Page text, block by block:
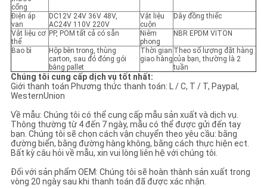
cổng
Điện áp
van
DC12V 24V 36V 48V,
AC24V 110V 220V
Vật liệu
cuộn
Dây đồng thiếc
Vật liệu cơ
thể
PP, POM tất cả có sẵn
Niêm
phong
NBR EPDM VITON
Bao bì
Hộp bên trong, thùng
carton, sau đó đóng gói
bằng pallet
Thời gian
giao hàng
Theo số lượng đặt hàng
của bạn, thường là 2
tuần
Chúng tôi cung cấp dịch vụ tốt nhất:
Giới thanh toán Phương thức thanh toán: L / C, T / T, Paypal,
WesternUnion
Về mẫu: Chúng tôi có thể cung cấp mẫu sản xuất và dịch vụ.
Thông thường từ 4 đến 7 ngày, mẫu có thể được gửi đến tay
bạn. Chúng tôi sẽ chọn cách vận chuyển theo yêu cầu: bằng
đường biển, bằng đường hàng không, bằng cách thực hiện ect.
Bất kỳ câu hỏi về mẫu, xin vui lòng liên hệ với chúng tôi.
Đối với sản phẩm OEM: Chúng tôi sẽ hoàn thành sản xuất trong
vòng 20 ngày sau khi thanh toán đã được xác nhận.